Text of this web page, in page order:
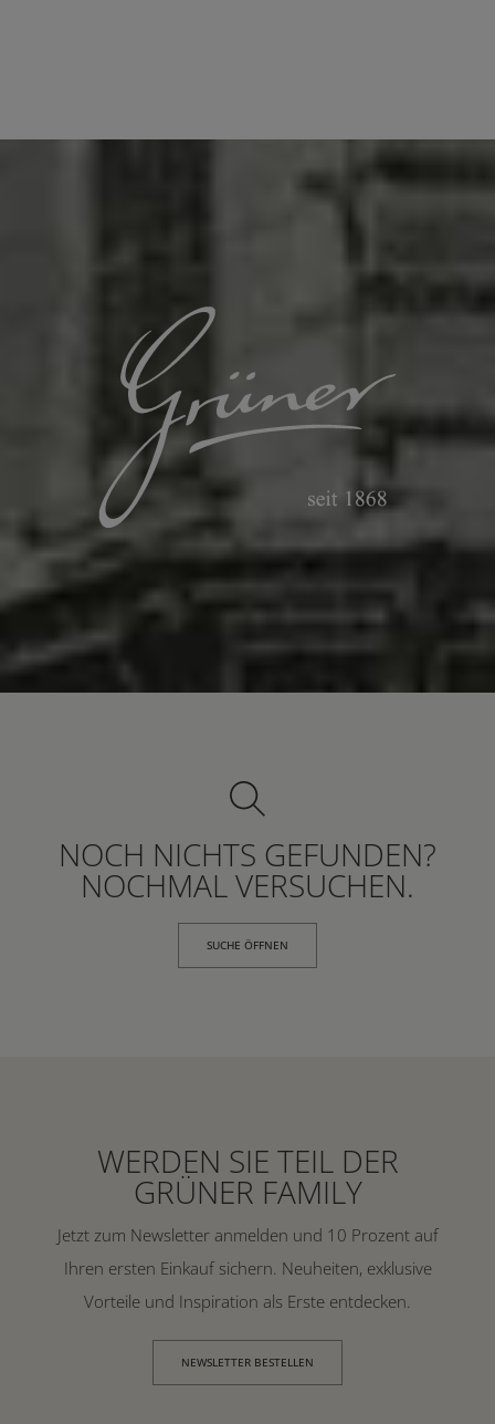
NOCH NICHTS GEFUNDEN?
NOCHMAL VERSUCHEN.
SUCHE ÖFFNEN
WERDEN SIE TEIL DER
GRÜNER FAMILY
Jetzt zum Newsletter anmelden und 10 Prozent auf
Ihren ersten Einkauf sichern. Neuheiten, exklusive
Vorteile und Inspiration als Erste entdecken.
NEWSLETTER BESTELLEN